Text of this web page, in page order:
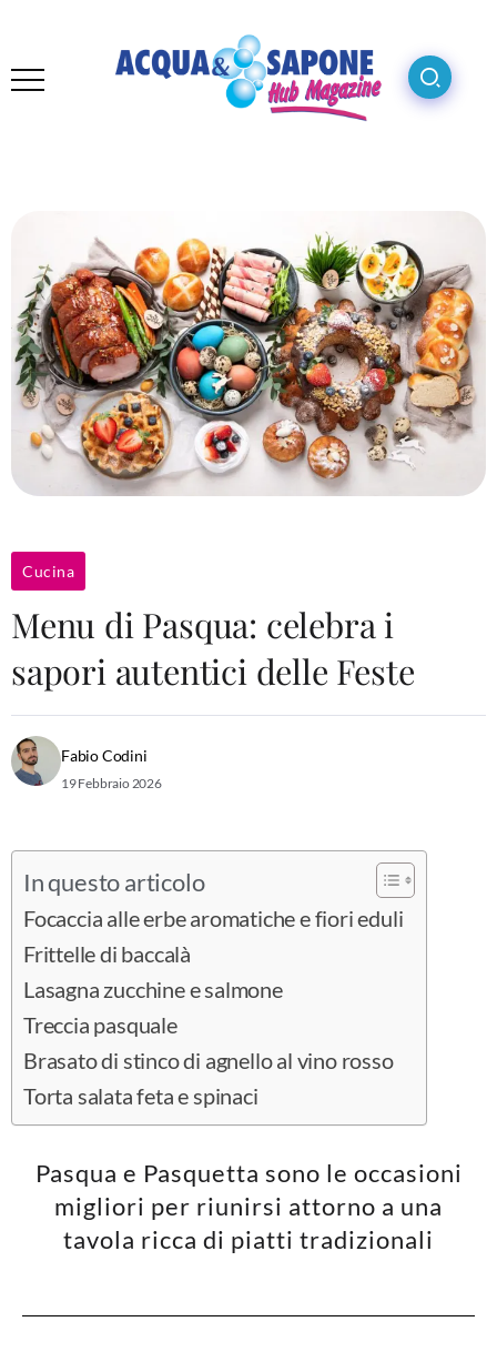
Cucina
Menu di Pasqua: celebra i
sapori autentici delle Feste
Fabio Codini
19 Febbraio 2026
In questo articolo
Focaccia alle erbe aromatiche e fiori eduli
Frittelle di baccalà
Lasagna zucchine e salmone
Treccia pasquale
Brasato di stinco di agnello al vino rosso
Torta salata feta e spinaci
Pasqua e Pasquetta sono le occasioni
migliori per riunirsi attorno a una
tavola ricca di piatti tradizionali